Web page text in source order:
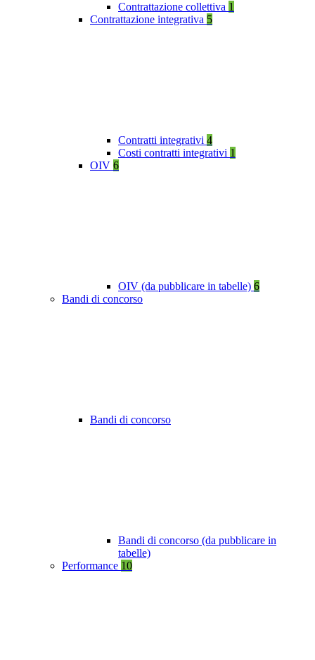
Contrattazione collettiva 1
Contrattazione integrativa 5
Contratti integrativi 4
Costi contratti integrativi 1
OIV 6
OIV (da pubblicare in tabelle) 6
Bandi di concorso
Bandi di concorso
Bandi di concorso (da pubblicare in
tabelle)
Performance 10